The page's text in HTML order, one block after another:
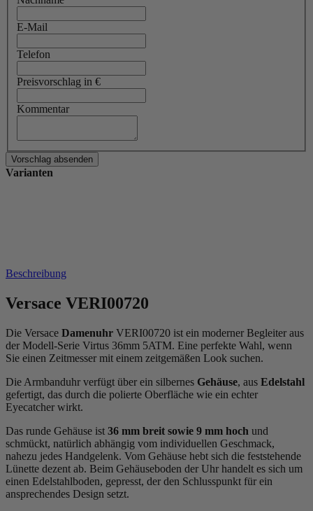
E-Mail
Telefon
Preisvorschlag in €
Kommentar
Varianten
Beschreibung
Versace VERI00720
Die Versace Damenuhr VERI00720 ist ein moderner Begleiter aus
der Modell-Serie Virtus 36mm 5ATM. Eine perfekte Wahl, wenn
Sie einen Zeitmesser mit einem zeitgemäßen Look suchen.
Die Armbanduhr verfügt über ein silbernes Gehäuse, aus Edelstahl
gefertigt, das durch die polierte Oberfläche wie ein echter
Eyecatcher wirkt.
Das runde Gehäuse ist 36 mm breit sowie 9 mm hoch und
schmückt, natürlich abhängig vom individuellen Geschmack,
nahezu jedes Handgelenk. Vom Gehäuse hebt sich die feststehende
Lünette dezent ab. Beim Gehäuseboden der Uhr handelt es sich um
einen Edelstahlboden, gepresst, der den Schlusspunkt für ein
ansprechendes Design setzt.